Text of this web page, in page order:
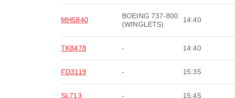
MH5840
BOEING 737-800
(WINGLETS)
14:40
TK8478 - 14:40
FD3119 - 15:35
SL713 - 15:45